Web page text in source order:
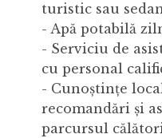
turistic sau
- Apă potabilă
- Serviciu de
cu personal
- Cunoștințe
recomandări și
parcursul